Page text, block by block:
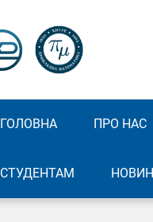
ГОЛОВНА ПРО НАС
СТУДЕНТАМ